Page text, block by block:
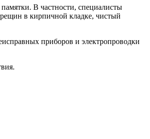
В частности, специалисты
в кирпичной кладке, чистый
приборов и электропроводки